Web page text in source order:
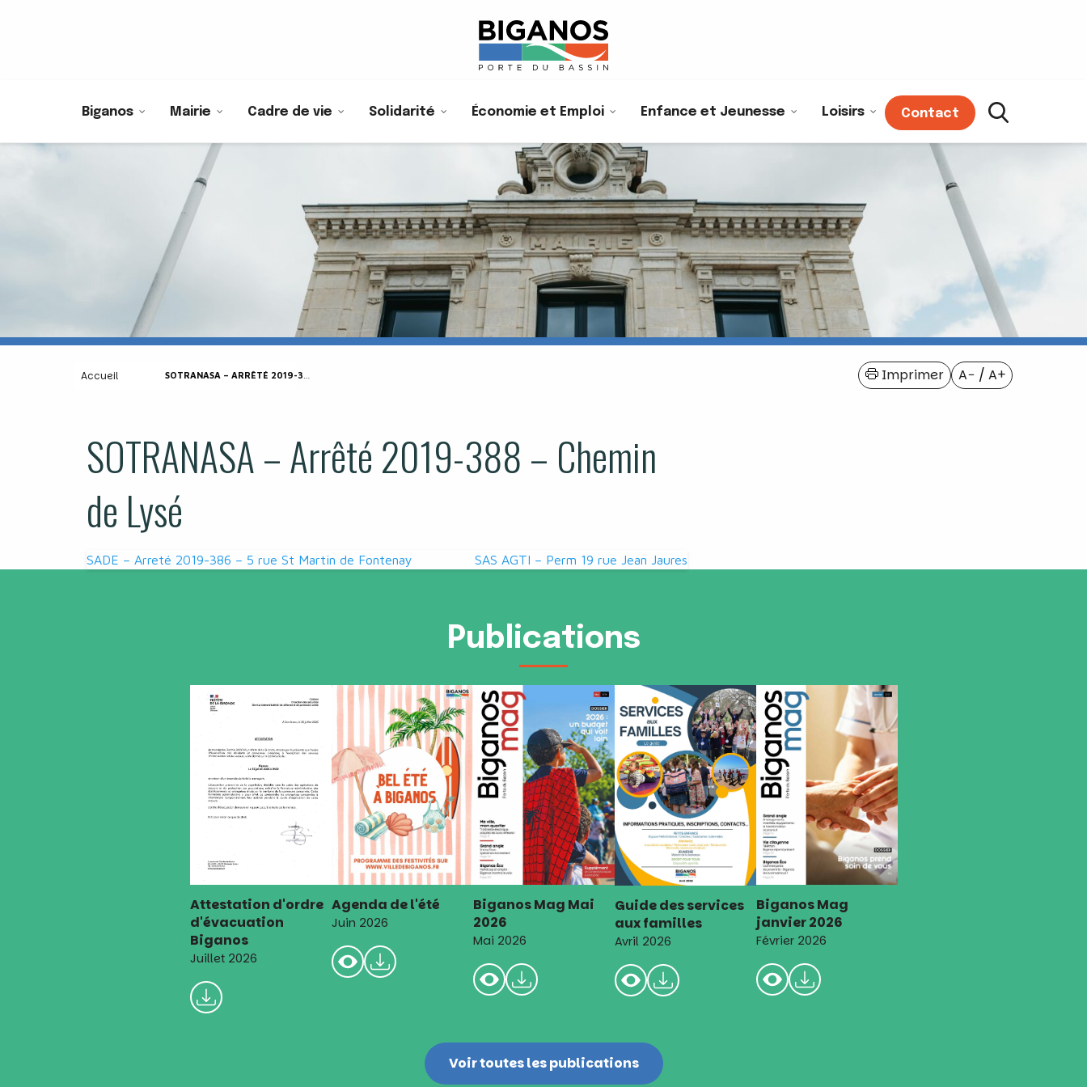
Biganos Mairie Cadre de vie Solidarité Économie et Emploi Enfance et Jeunesse Loisirs Contact
Accueil SOTRANASA – ARRÊTÉ 2019-388 – CHEMIN DE LYSÉ A− / A+
Imprimer
SOTRANASA – Arrêté 2019-388 – Chemin
de Lysé
Navigation
SADE – Arreté 2019-386 – 5 rue St Martin de Fontenay SAS AGTI – Perm 19 rue Jean Jaures
Publications
Attestation d'ordre
d'évacuation
Biganos
Juillet 2026
Agenda de l'été
Juin 2026
Biganos Mag Mai
2026
Mai 2026
Guide des services
aux familles
Avril 2026
Biganos Mag
janvier 2026
Février 2026
Voir toutes les publications